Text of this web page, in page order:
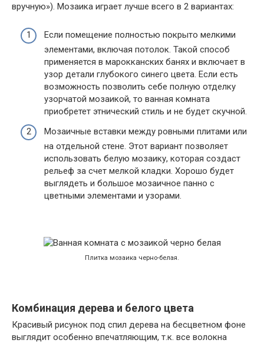
вручную»). Мозаика играет лучше всего в 2 вариантах:
Если помещение полностью покрыто мелкими
элементами, включая потолок. Такой способ
применяется в марокканских банях и включает в
узор детали глубокого синего цвета. Если есть
возможность позволить себе полную отделку
узорчатой мозаикой, то ванная комната
приобретет этнический стиль и не будет скучной.
Мозаичные вставки между ровными плитами или
на отдельной стене. Этот вариант позволяет
использовать белую мозаику, которая создаст
рельеф за счет мелкой кладки. Хорошо будет
выглядеть и большое мозаичное панно с
цветными элементами и узорами.
Плитка мозаика черно-белая.
Комбинация дерева и белого цвета
Красивый рисунок под спил дерева на бесцветном фоне
выглядит особенно впечатляющим, т.к. все волокна